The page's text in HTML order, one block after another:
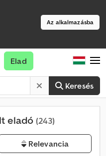
Az alkalmazásba
Keresés
Elad
eladó (243)
Relevancia